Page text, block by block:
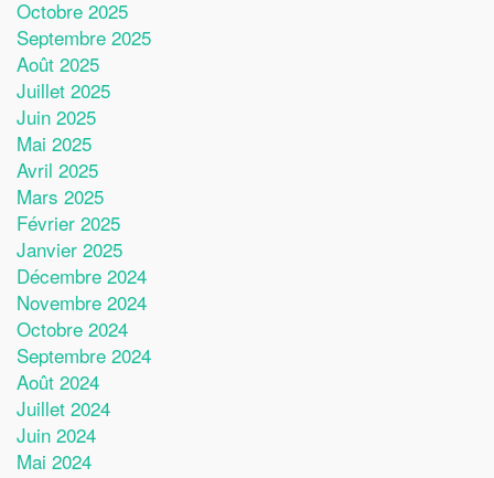
Octobre 2025
Septembre 2025
Août 2025
Juillet 2025
Juin 2025
Mai 2025
Avril 2025
Mars 2025
Février 2025
Janvier 2025
Décembre 2024
Novembre 2024
Octobre 2024
Septembre 2024
Août 2024
Juillet 2024
Juin 2024
Mai 2024